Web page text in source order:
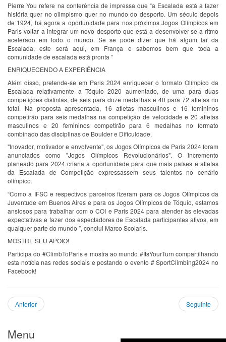
Pierre You refere na conferência de impressa que “a Escalada está a fazer
história quer no olimpismo quer no mundo do desporto. Um século depois
de 1924, há agora a oportunidade para nos próximos Jogos Olímpicos em
Paris voltar a integrar um novo desporto que está a desenvolver-se a ritmo
acelerado em todo o mundo. Se se pode dizer que há algum lar da
Escalada, este será aqui, em França e sabemos bem que toda a
comunidade de escalada está pronta ”
ENRIQUECENDO A EXPERIÊNCIA
Além disso, pretende-se em Paris 2024 enriquecer o formato Olímpico da
Escalada relativamente a Tóquio 2020 aumentado, de uma para duas
competições distintas, de seis para doze medalhas e 40 para 72 atletas no
total. Na proposta apresentada, 16 atletas masculinos e 16 femininos
competirão para seis medalhas na competição de velocidade e 20 atletas
masculinos e 20 femininos competirão para 6 medalhas no formato
combinado das disciplinas de Boulder e Dificuldade.
"Inovador, motivador e envolvente", os Jogos Olímpicos de Paris 2024 foram
anunciados como "Jogos Olímpicos Revolucionários". O incremento
planeado para 2024 criaria a oportunidade para que mais países e atletas
da Escalada de Competição expressassem seus talentos no cenário
olímpico.
“Como a IFSC e respectivos parceiros fizeram para os Jogos Olímpicos da
Juventude em Buenos Aires e para os Jogos Olímpicos de Tóquio, estamos
ansiosos para trabalhar com o COI e Paris 2024 para atender às elevadas
expectativas e fazer dos espectadores de Escalada participantes ativos, em
qualquer parte do mundo ”, conclui Marco Scolaris.
MOSTRE SEU APOIO!
Participa do #ClimbToParis e mostra ao mundo #ItsYourTurn compartilhando
esta notícia nas redes sociais e postando o evento # SportClimbing2024 no
Facebook!
Anterior Seguinte
Menu